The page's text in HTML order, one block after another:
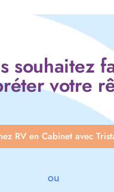
souhaitez
votre
RV en Cabinet avec
ou